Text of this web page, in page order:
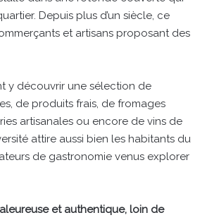
Depuis plus d’un siècle, ce
et artisans proposant des
y découvrir une sélection de
de produits frais, de fromages
artisanales ou encore de vins de
attire aussi bien les habitants du
de gastronomie venus explorer
et authentique, loin de